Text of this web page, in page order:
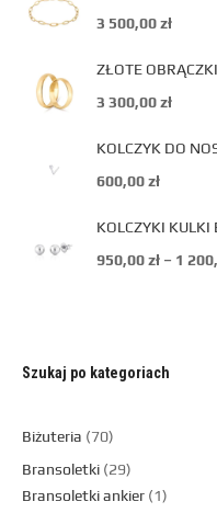
3 500,00zł
ZŁOTE
3 300,00zł
KOLCZYK DO
600,00zł
KOLCZYKI KULKI
950,00zł – 1
Szukaj po kategoriach
Biżuteria
70
Bransoletki 29
Bransoletki ankier 1